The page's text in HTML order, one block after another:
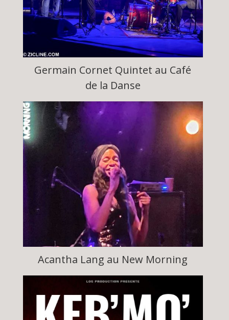
Germain Cornet Quintet au Café
de la Danse
Acantha Lang au New Morning